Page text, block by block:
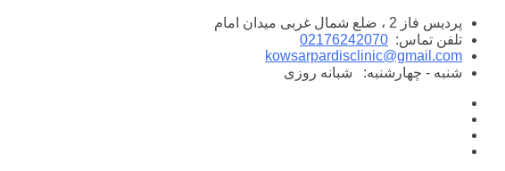
پرش
محتوا
پردیس فاز 2 ، ضلع شمال غربی میدان امام
تلفن تماس: 02176242070
kowsarpardisclinic@gmail.com
شنبه - چهارشنبه:
شبانه روزی